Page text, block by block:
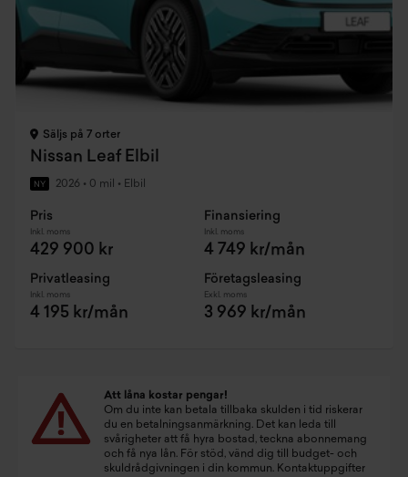
Säljs på 7 orter
Nissan Leaf Elbil
NY 2026 • 0 mil • Elbil
Pris
Inkl. moms
429 900 kr
Finansiering
Inkl. moms
4 749 kr/mån
Privatleasing
Inkl. moms
4 195 kr/mån
Företagsleasing
Exkl. moms
3 969 kr/mån
Att låna kostar pengar!
Om du inte kan betala tillbaka skulden i tid riskerar
du en betalningsanmärkning. Det kan leda till
svårigheter att få hyra bostad, teckna abonnemang
och få nya lån. För stöd, vänd dig till budget- och
skuldrådgivningen i din kommun. Kontaktuppgifter